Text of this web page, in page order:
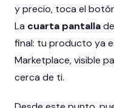
y precio, toca el
La cuarta pantalla
final: tu producto ya
Marketplace, visible
cerca de ti.